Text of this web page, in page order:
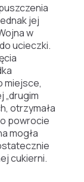
jej
w
ucieczki.
miejsce,
„drugim
otrzymała
powrocie
mogła
cukierni.